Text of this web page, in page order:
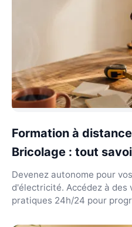
Formation à
Bricolage : tout
Devenez autonome pour
d'électricité. Accédez à des
pratiques 24h/24 pour